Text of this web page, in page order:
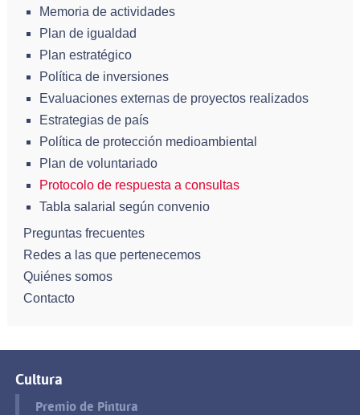
Memoria de actividades
Plan de igualdad
Plan estratégico
Política de inversiones
Evaluaciones externas de proyectos realizados
Estrategias de país
Política de protección medioambiental
Plan de voluntariado
Protocolo de respuesta a consultas
Tabla salarial según convenio
Preguntas frecuentes
Redes a las que pertenecemos
Quiénes somos
Contacto
Cultura
Premio de Pintura